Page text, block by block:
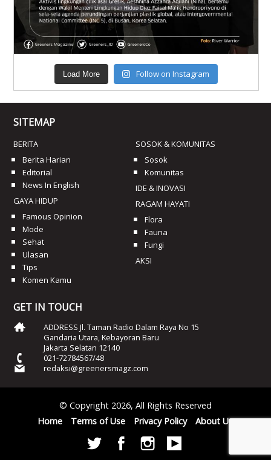
Load More Follow on Instagram
SITEMAP
BERITA
Berita Harian
Editorial
News In English
GAYA HIDUP
Famous Opinion
Mode
Sehat
Ulasan
Tips
Komen Kamu
SOSOK & KOMUNITAS
Sosok
Komunitas
IDE & INOVASI
RAGAM HAYATI
Flora
Fauna
Fungi
AKSI
GET IN TOUCH
ADDRESS Jl. Taman Radio Dalam Raya No 15
Gandaria Utara, Kebayoran Baru
Jakarta Selatan 12140
021-72784567/48
redaksi@greenersmagz.com
© Copyright 2026, All Rights Reserved
Home
Terms of Use Privacy Policy About Us